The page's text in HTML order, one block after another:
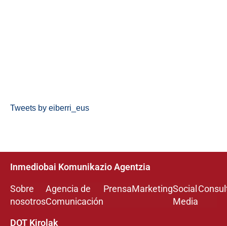
Tweets by eiberri_eus
Inmediobai Komunikazio Agentzia
Sobre
nosotros
Agencia de
Comunicación
PrensaMarketingSocial
Media
DOT Kirolak